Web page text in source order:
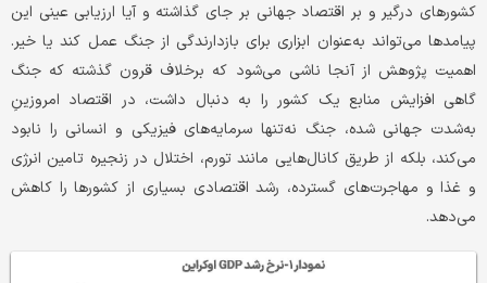
کشورهای درگیر و بر اقتصاد جهانی بر جای گذاشته و آیا ارزیابی عینی این
پیامدها می‌تواند به‌عنوان ابزاری برای بازدارندگی از جنگ عمل کند یا خیر.
اهمیت پژوهش از آنجا ناشی می‌شود که برخلاف قرون گذشته که جنگ
گاهی افزایش منابع یک کشور را به دنبال داشت، در اقتصاد امروزینِ
به‌شدت جهانی ‌شده، جنگ نه‌تنها سرمایه‌های فیزیکی و انسانی را نابود
می‌کند، بلکه از طریق کانال‌هایی مانند تورم، اختلال در زنجیره تامین انرژی
و غذا و مهاجرت‌های گسترده، رشد اقتصادی بسیاری از کشورها را کاهش
می‌دهد.